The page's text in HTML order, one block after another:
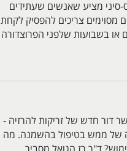
מציע שאנשים שעתידים
מסוימים צריכים להפסיק לקחת
או בשבועות שלפני הפרוצדורה
דור חדש של זריקות להרזיה -
של ממש בטיפול בהשמנה. מה